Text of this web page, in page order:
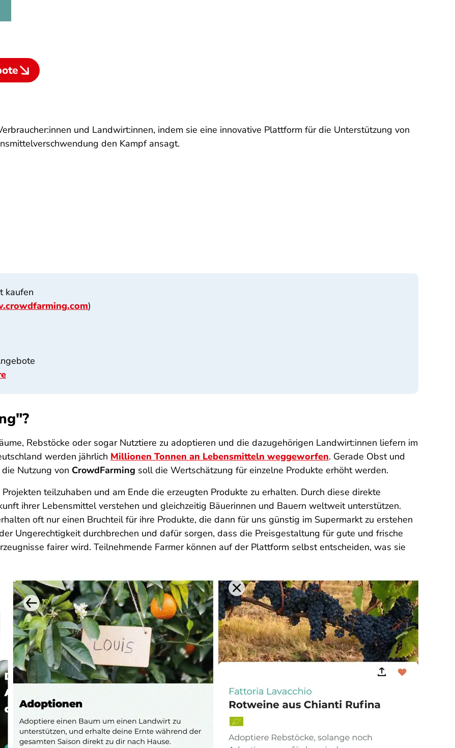
und Landwirt:innen, indem sie eine innovative Plattform für die Unterstützung von
den Kampf ansagt.
kaufen
)
Rebstöcke oder sogar Nutztiere zu adoptieren und die dazugehörigen Landwirt:innen liefern im
werden jährlich Millionen Tonnen an Lebensmitteln weggeworfen. Gerade Obst und
die Nutzung von CrowdFarming soll die Wertschätzung für einzelne Produkte erhöht werden.
teilzuhaben und am Ende die erzeugten Produkte zu erhalten. Durch diese direkte
ihrer Lebensmittel verstehen und gleichzeitig Bäuerinnen und Bauern weltweit unterstützen.
oft nur einen Bruchteil für ihre Produkte, die dann für uns günstig im Supermarkt zu erstehen
Ungerechtigkeit durchbrechen und dafür sorgen, dass die Preisgestaltung für gute und frische
fairer wird. Teilnehmende Farmer können auf der Plattform selbst entscheiden, was sie